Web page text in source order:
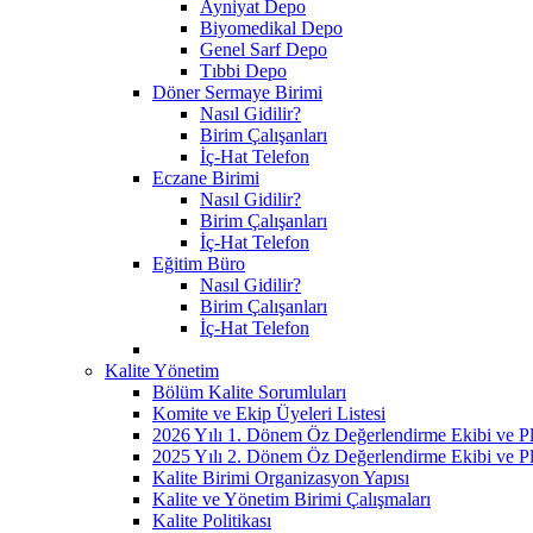
Ayniyat Depo
Biyomedikal Depo
Genel Sarf Depo
Tıbbi Depo
Döner Sermaye Birimi
Nasıl Gidilir?
Birim Çalışanları
İç-Hat Telefon
Eczane Birimi
Nasıl Gidilir?
Birim Çalışanları
İç-Hat Telefon
Eğitim Büro
Nasıl Gidilir?
Birim Çalışanları
İç-Hat Telefon
Kalite Yönetim
Bölüm Kalite Sorumluları
Komite ve Ekip Üyeleri Listesi
2026 Yılı 1. Dönem Öz Değerlendirme Ekibi ve
2025 Yılı 2. Dönem Öz Değerlendirme Ekibi ve
Kalite Birimi Organizasyon Yapısı
Kalite ve Yönetim Birimi Çalışmaları
Kalite Politikası